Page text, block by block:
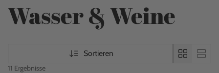
Wasser & Weine
Sortieren
11 Ergebnisse